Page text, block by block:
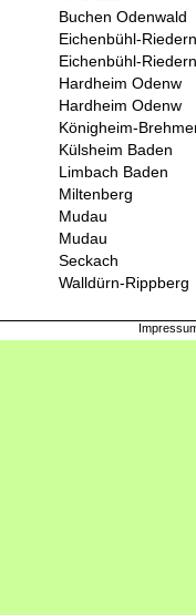
Buchen Odenwald
Eichenbühl-Riedern
Eichenbühl-Riedern
Hardheim Odenw
Hardheim Odenw
Königheim-
Külsheim Baden
Limbach Baden
Miltenberg
Mudau
Mudau
Seckach
Walldürn-Rippberg